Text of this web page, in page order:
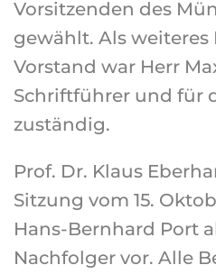
Vorsitzenden des
gewählt. Als
Vorstand war Herr
Schriftführer und für
zuständig.
Prof. Dr. Klaus
Sitzung vom 15.
Hans-Bernhard Port
Nachfolger vor. Alle